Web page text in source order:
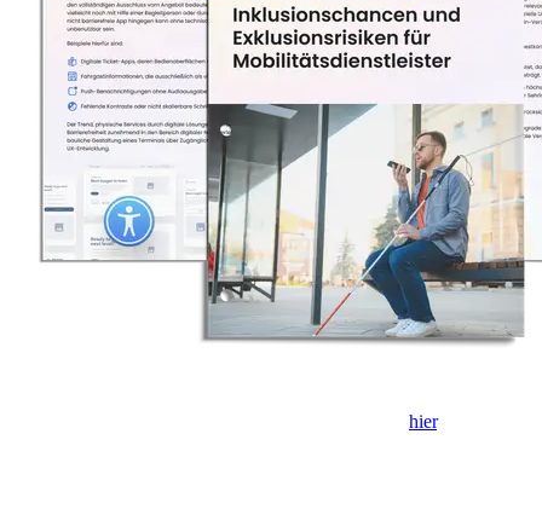
hier, um es in